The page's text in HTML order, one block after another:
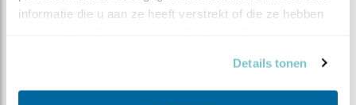
informatie die u aan ze heeft verstrekt of die ze hebben
Details tonen